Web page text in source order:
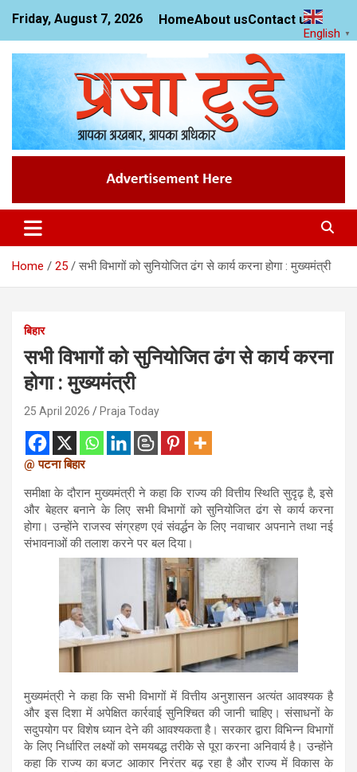
content
Friday, August 7, 2026 HomeAbout usContact us
Praja Today
News Website
Home 25 सभी विभागों को सुनियोजित ढंग से कार्य करना होगा : मुख्यमंत्री
बिहार
सभी विभागों को सुनियोजित ढंग से कार्य करना
होगा : मुख्यमंत्री
25 April 2026 Praja Today
@पटना बिहार
समीक्षा के दौरान मुख्यमंत्री ने कहा कि राज्य की वित्तीय स्थिति सुदृढ़ है, इसे
और बेहतर बनाने के लिए सभी विभागों को सुनियोजित ढंग से कार्य करना
होगा। उन्होंने राजस्व संग्रहण एवं संवर्द्धन के लिए नवाचार अपनाने तथा नई
संभावनाओं की तलाश करने पर बल दिया।
मुख्यमंत्री ने कहा कि सभी विभागों में वित्तीय अनुशासन अत्यंत आवश्यक है
और इस दिशा में अपेक्षित कार्रवाई सुनिश्चित की जानी चाहिए। संसाधनों के
सदुपयोग पर विशेष ध्यान देने की आवश्यकता है। सरकार द्वारा विभिन्न विभागों
के लिए निर्धारित लक्ष्यों को समयबद्ध तरीके से पूरा करना अनिवार्य है। उन्होंने
कहा कि राज्य का बजट आकार निरंतर बढ़ रहा है और राज्य में विकास के
English ▼